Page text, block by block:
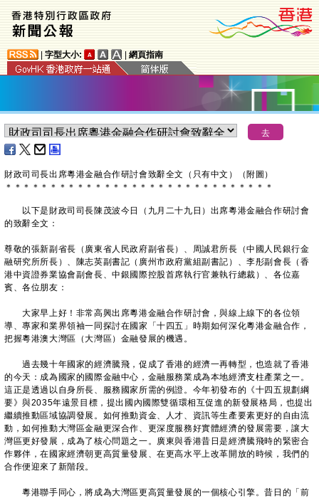
字型大小: 網頁指南
財政司司長出席粵港金融合作研討會致辭全文（只有中文）（附圖）
＊ ＊ ＊ ＊ ＊ ＊ ＊ ＊ ＊ ＊ ＊ ＊ ＊ ＊ ＊ ＊ ＊ ＊ ＊ ＊ ＊ ＊ ＊ ＊ ＊ ＊ ＊ ＊ ＊ ＊
以下是財政司司長陳茂波今日（九月二十九日）出席粵港金融合作研討會
的致辭全文：
尊敬的張新副省長（廣東省人民政府副省長）、周誠君所長（中國人民銀行金
融研究所所長）、陳志英副書記（廣州市政府黨組副書記）、李彤副會長（香
港中資證券業協會副會長、中銀國際控股首席執行官兼執行總裁）、各位嘉
賓、各位朋友：
大家早上好！非常高興出席粵港金融合作研討會，與線上線下的各位領
導、專家和業界領袖一同探討在國家「十四五」時期如何深化粵港金融合作，
把握粵港澳大灣區（大灣區）金融發展的機遇。
過去幾十年國家的經濟騰飛，促成了香港的經濟一再轉型，也造就了香港
的今天：成為國家的國際金融中心，金融服務業成為本地經濟支柱產業之一。
這正是透過以自身所長、服務國家所需的例證。今年初發布的《十四五規劃綱
要》與2035年遠景目標，提出國內國際雙循環相互促進的新發展格局，也提出
繼續推動區域協調發展。如何推動資金、人才、資訊等生產要素更好的自由流
動，如何推動大灣區金融更深合作、更深度服務好實體經濟的發展需要，讓大
灣區更好發展，成為了核心問題之一。廣東與香港昔日是經濟騰飛時的緊密合
作夥伴，在國家經濟朝更高質量發展、在更高水平上改革開放的時候，我們的
合作便迎來了新階段。
粵港聯手同心，將成為大灣區更高質量發展的一個核心引擎。昔日的「前